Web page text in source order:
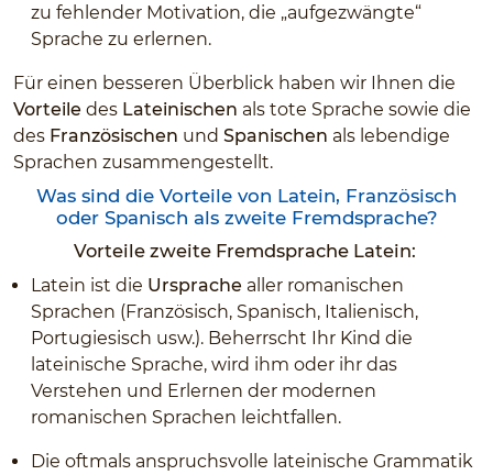
zu fehlender Motivation, die „aufgezwängte“
Sprache zu erlernen.
Für einen besseren Überblick haben wir Ihnen die
Vorteile des Lateinischen als tote Sprache sowie die
des Französischen und Spanischen als lebendige
Sprachen zusammengestellt.
Was sind die Vorteile von Latein, Französisch
oder Spanisch als zweite Fremdsprache?
Vorteile zweite Fremdsprache Latein:
Latein ist die Ursprache aller romanischen
Sprachen (Französisch, Spanisch, Italienisch,
Portugiesisch usw.). Beherrscht Ihr Kind die
lateinische Sprache, wird ihm oder ihr das
Verstehen und Erlernen der modernen
romanischen Sprachen leichtfallen.
Die oftmals anspruchsvolle lateinische Grammatik